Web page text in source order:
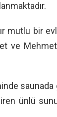
mutlu bir
ve
ünlü